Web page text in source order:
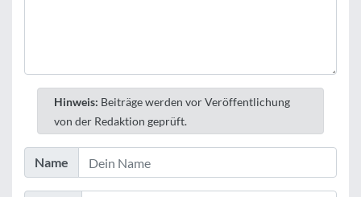
Hinweis: Beiträge werden vor Veröffentlichung
von der Redaktion geprüft.
Name